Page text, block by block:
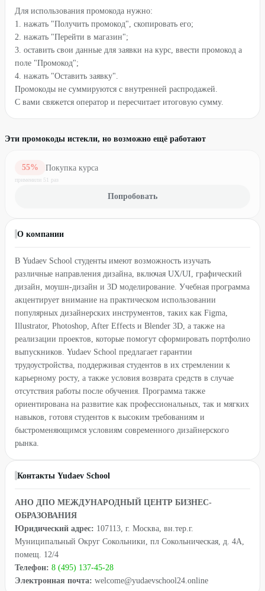
Для использования промокода нужно:
1. нажать "Получить промокод", скопировать его;
2. нажать "Перейти в магазин";
3. оставить свои данные для заявки на курс, ввести промокод а
поле "Промокод";
4. нажать "Оставить заявку".
Промокоды не суммируются с внутренней распродажей.
С вами свяжется оператор и пересчитает итоговую сумму.
Эти промокоды истекли, но возможно ещё работают
55% Покупка курса
применили 51 раз
Попробовать
О компании
В Yudaev School студенты имеют возможность изучать
различные направления дизайна, включая UX/UI, графический
дизайн, моушн-дизайн и 3D моделирование. Учебная программа
акцентирует внимание на практическом использовании
популярных дизайнерских инструментов, таких как Figma,
Illustrator, Photoshop, After Effects и Blender 3D, а также на
реализации проектов, которые помогут сформировать портфолио
выпускников. Yudaev School предлагает гарантии
трудоустройства, поддерживая студентов в их стремлении к
карьерному росту, а также условия возврата средств в случае
отсутствия работы после обучения. Программа также
ориентирована на развитие как профессиональных, так и мягких
навыков, готовя студентов к высоким требованиям и
быстроменяющимся условиям современного дизайнерского
рынка.
Контакты Yudaev School
АНО ДПО МЕЖДУНАРОДНЫЙ ЦЕНТР БИЗНЕС-
ОБРАЗОВАНИЯ
Юридический адрес: 107113, г. Москва, вн.тер.г.
Муниципальный Округ Сокольники, пл Сокольническая, д. 4А,
помещ. 12/4
Телефон: 8 (495) 137-45-28
Электронная почта: welcome@yudaevschool24.online